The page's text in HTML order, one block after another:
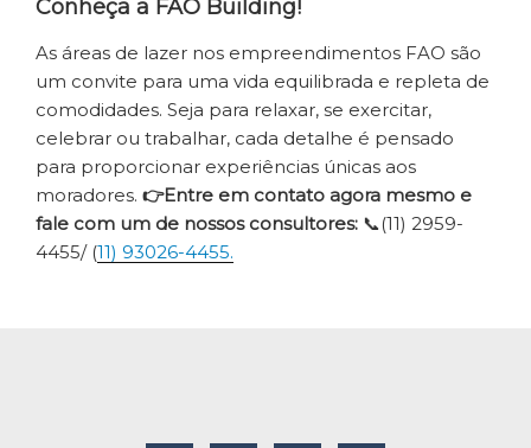
Conheça a FAO Building!
As áreas de lazer nos empreendimentos FAO são
um convite para uma vida equilibrada e repleta de
comodidades. Seja para relaxar, se exercitar,
celebrar ou trabalhar, cada detalhe é pensado
para proporcionar experiências únicas aos
moradores. 👉Entre em contato agora mesmo e
fale com um de nossos consultores: 📞(11) 2959-
4455/ (11) 93026-4455.